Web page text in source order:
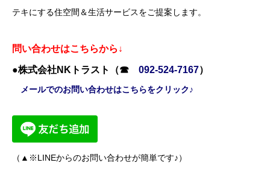
テキにする住空間＆生活サービスをご提案します。
問い合わせはこちらから↓
●株式会社NKトラスト（☎ 092-524-7167）
メールでのお問い合わせはこちらをクリック♪
（▲※LINEからのお問い合わせが簡単です♪）